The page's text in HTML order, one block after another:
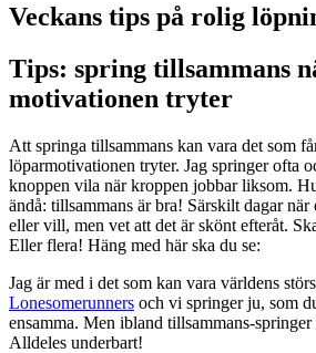
Veckans tips på rolig
Tips: spring tillsammans
motivationen tryter
Att springa tillsammans kan vara det som
löparmotivationen tryter. Jag springer ofta
knoppen vila när kroppen jobbar liksom.
ändå: tillsammans är bra! Särskilt dagar
eller vill, men vet att det är skönt efteråt.
Eller flera! Häng med här ska du se:
Jag är med i det som kan vara världens
Lonesomerunners och vi springer ju, som
ensamma. Men ibland tillsammans-
Alldeles underbart!